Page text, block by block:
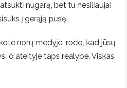
nugarą, bet tu nesiliaujai
į gerąją pusę.
norų medyje, rodo, kad jūsų
o ateityje taps realybe. Viskas